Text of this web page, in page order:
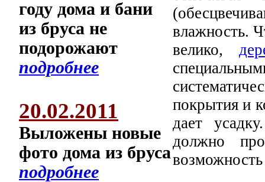
году дома и бани
из бруса не
подорожают
подробнее
20.02.2011
Выложены новые
фото дома из бруса
подробнее
влажность.
велико,
покрытия и
дает
должно